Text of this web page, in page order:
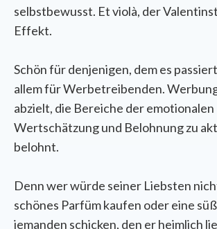
selbstbewusst. Et violà, der
Effekt.
Schön für denjenigen, dem es
allem für Werbetreibenden.
abzielt, die Bereiche der emotionalen
Wertschätzung und Belohnung zu
belohnt.
Denn wer würde seiner Liebsten
schönes Parfüm kaufen oder eine
jemanden schicken, den er heimlich